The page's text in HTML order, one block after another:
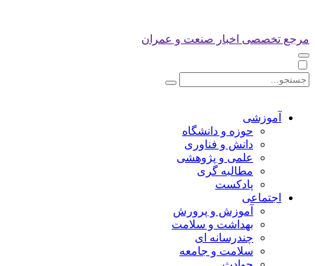
مرجع تخصصی اخبار صنعت و عمران
آموزشی
حوزه و دانشگاه
دانش و فناوری
علمی و پژوهشی
مطالبه گری
پادکست
اجتماعی
آموزش و پرورش
بهداشت و سلامت
چندرسانه ای
سلامت و جامعه